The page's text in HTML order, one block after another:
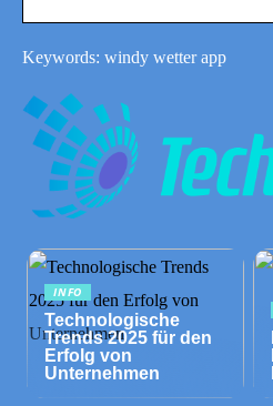
Keywords: windy wetter app
INFO
Technologische
Trends 2025 für den
Erfolg von
Unternehmen